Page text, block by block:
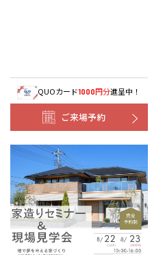
QUOカード1000円分進呈中！
ご来場予約